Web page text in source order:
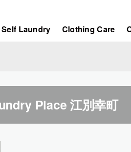
Self Laundry Clothing Care
Place 江別幸町